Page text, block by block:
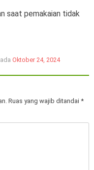
saat pemakaian tidak
Oktober 24, 2024
Ruas yang wajib ditandai *